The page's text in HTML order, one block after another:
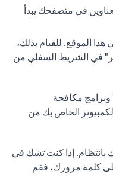
في متصفحك يبدأ
الموقع. للقيام بذلك،
في الشريط السفلي من
وبرامج مكافحة
الخاص بك من
إذا كنت تشك في
كلمة مرورك، فقم